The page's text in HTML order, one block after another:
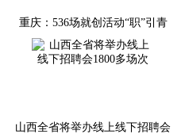
重庆：536场就创活动“职”引青
年奔赴山海
山西全省将举办线上线下招聘会